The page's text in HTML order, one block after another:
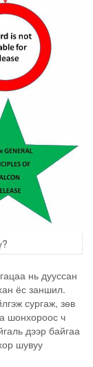
нь дууссан
ёс заншил.
сургаж, зөв
шонхороос ч
дээр байгаа
шувуу